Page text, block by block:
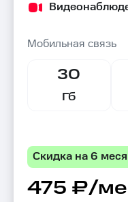
Мобильная связь
30
Гб
Скидка на 6
475 ₽/